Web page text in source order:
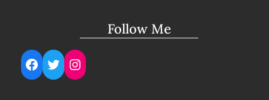
Follow Me
Facebook
TwitterInstagram